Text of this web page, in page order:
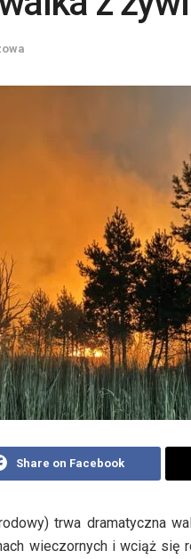
Share on Facebook
trwa dramatyczna
wieczornych i wciąż się